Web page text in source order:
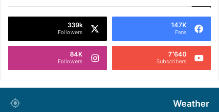
147K
Fans
339k
Followers
7٬640
Subscribers
84K
Followers
Weather